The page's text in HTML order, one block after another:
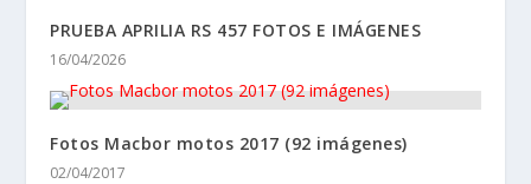
PRUEBA APRILIA RS 457 FOTOS E IMÁGENES
16/04/2026
Fotos Macbor motos 2017 (92 imágenes)
02/04/2017